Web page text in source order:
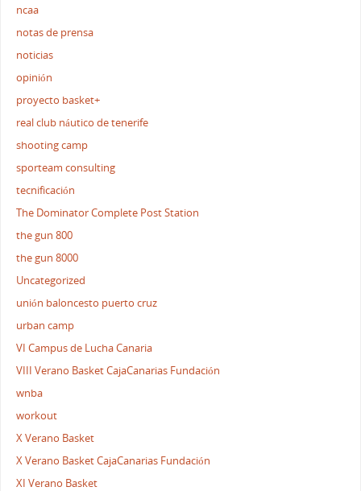
ncaa
notas de prensa
noticias
opinión
proyecto basket+
real club náutico de tenerife
shooting camp
sporteam consulting
tecnificación
The Dominator Complete Post Station
the gun 800
the gun 8000
Uncategorized
unión baloncesto puerto cruz
urban camp
VI Campus de Lucha Canaria
VIII Verano Basket CajaCanarias Fundación
wnba
workout
X Verano Basket
X Verano Basket CajaCanarias Fundación
XI Verano Basket